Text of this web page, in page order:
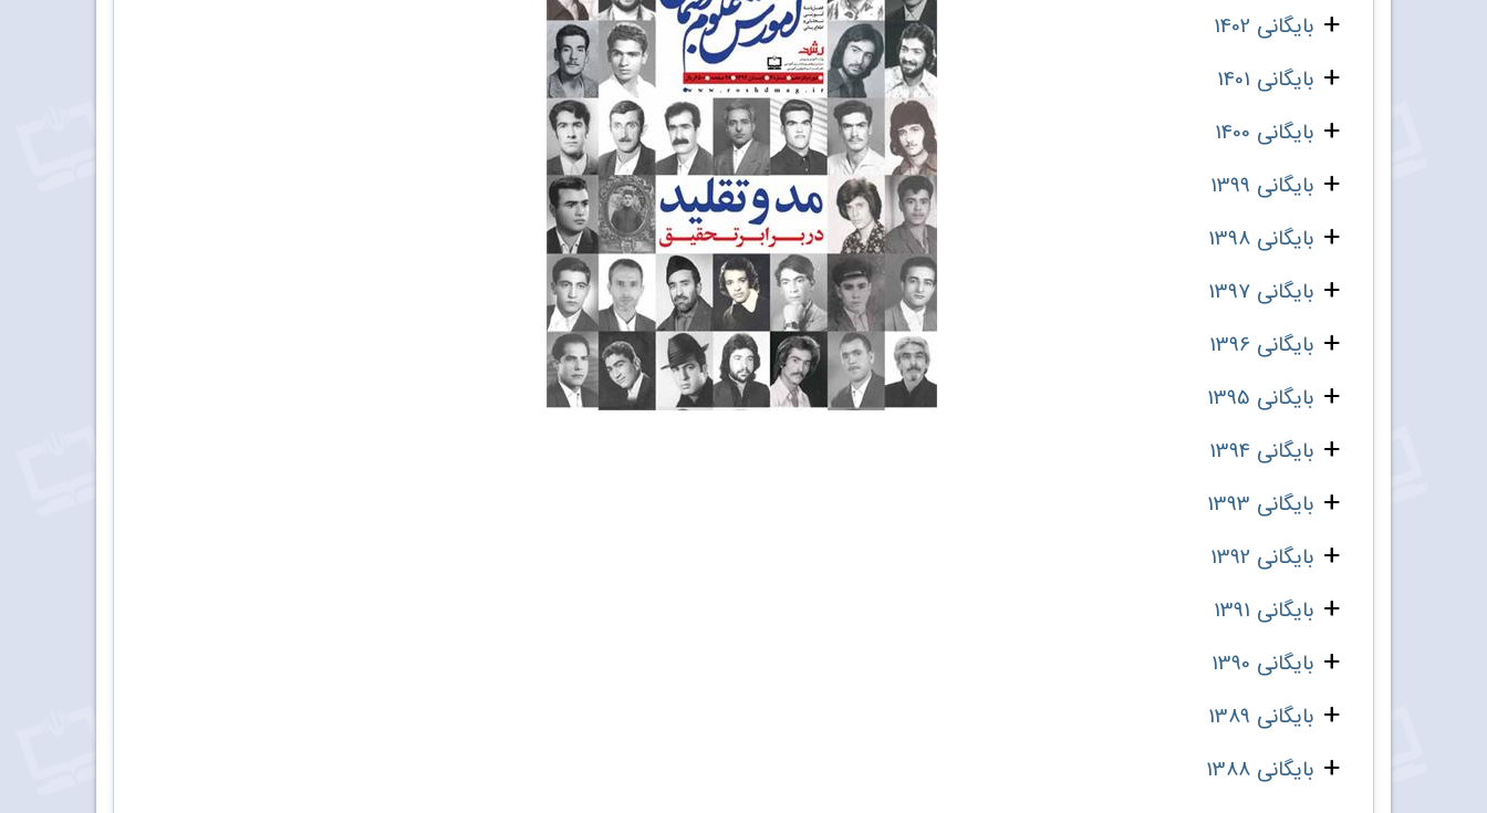
بایگانی 1402
بایگانی 1401
بایگانی 1400
بایگانی 1399
بایگانی 1398
بایگانی 1397
بایگانی 1396
بایگانی 1395
بایگانی 1394
بایگانی 1393
بایگانی 1392
بایگانی 1391
بایگانی 1390
بایگانی 1389
بایگانی 1388